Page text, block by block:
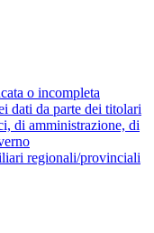
o incompleta
dati da parte dei titolari
di amministrazione, di
regionali/provinciali